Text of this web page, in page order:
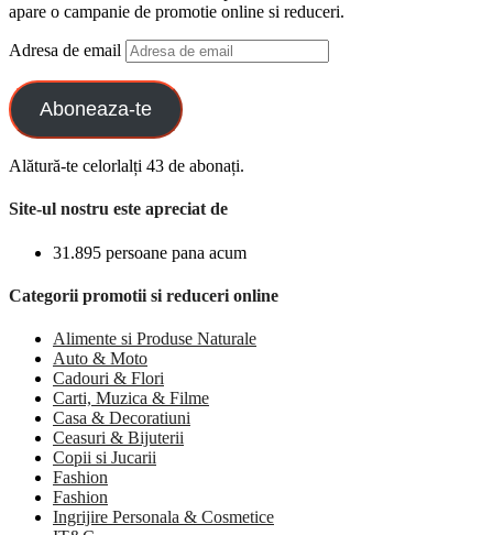
apare o campanie de promotie online si reduceri.
Adresa de email
Aboneaza-te
Alătură-te celorlalți 43 de abonați.
Site-ul nostru este apreciat de
31.895 persoane pana acum
Categorii promotii si reduceri online
Alimente si Produse Naturale
Auto & Moto
Cadouri & Flori
Carti, Muzica & Filme
Casa & Decoratiuni
Ceasuri & Bijuterii
Copii si Jucarii
Fashion
Fashion
Ingrijire Personala & Cosmetice